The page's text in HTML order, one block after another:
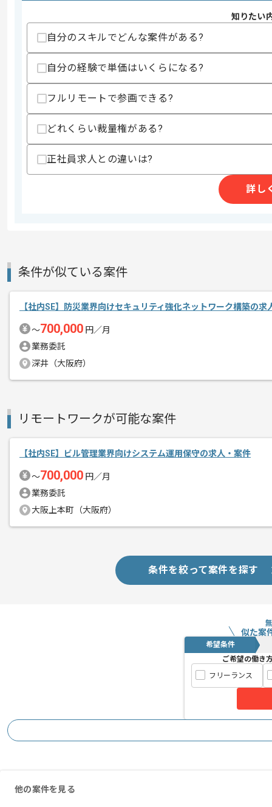
・データベースに関する知見
スキルに不安がある方へ
その他募集要項
商談回数
社内SEとしての実務経験を活かしたい
基本的には常駐での作業を見込んでおり
知りたい
自分のスキルでどんな案件がある?
自分の経験で単価はいくらになる?
フルリモートで参画できる?
どれくらい裁量権がある?
正社員求人との違いは?
詳し
条件が似ている案件
【社内SE】防災業界向けセキュリティ強化ネットワーク構築の求
〜700,000 円／月
業務委託
深井（大阪府）
リモートワークが可能な案件
【社内SE】ビル管理業界向けシステム運用保守の求人・案件
〜700,000 円／月
業務委託
大阪上本町（大阪府）
条件を絞って案件を探す
似た案
希望条件
ご希望の働き
フリーランス
他の案件を見る